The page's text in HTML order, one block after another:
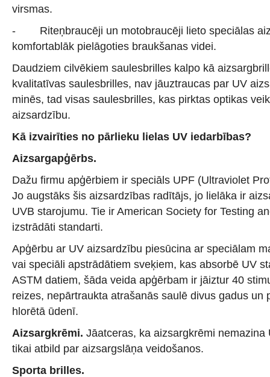
virsmas.
- Riteņbraucēji un motobraucēji lieto speciālas
komfortablāk pielāgoties braukšanas videi.
Daudziem cilvēkiem saulesbrilles kalpo kā
kvalitatīvas saulesbrilles, nav jāuztraucas par UV
minēs, tad visas saulesbrilles, kas pirktas optikas
aizsardzību.
Kā izvairīties no pārlieku lielas UV iedarbības?
Aizsargapģērbs.
Dažu firmu apģērbiem ir speciāls UPF (Ultraviolet
Jo augstāks šis aizsardzības radītājs, jo lielāka ir
UVB starojumu. Tie ir American Society for Testing
izstrādāti standarti.
Apģērbu ar UV aizsardzību piesūcina ar speciālam
vai speciāli apstrādātiem sveķiem, kas absorbē UV
ASTM datiem, šāda veida apģērbam ir jāiztur 40
reizes, nepārtraukta atrašanās saulē divus gadus un
hlorētā ūdenī.
Aizsargkrēmi. Jāatceras, ka aizsargkrēmi nemazina
tikai atbild par aizsargslāņa veidošanos.
Sporta brilles.